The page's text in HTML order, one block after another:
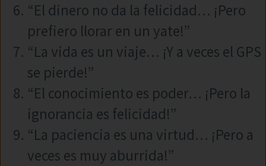
“El dinero no da la felicidad… ¡Pero
prefiero llorar en un yate!”
“La vida es un viaje… ¡Y a veces el GPS
se pierde!”
“El conocimiento es poder… ¡Pero la
ignorancia es felicidad!”
“La paciencia es una virtud… ¡Pero a
veces es muy aburrida!”